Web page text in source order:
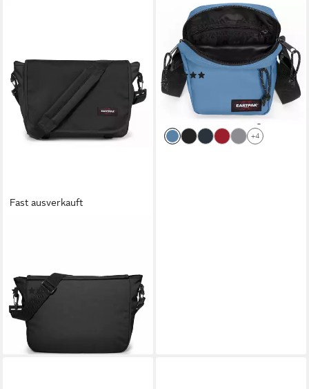
Fast ausverkauft
gepolsterten Schultergurt
(3)
ab 40,39 €
lieferbar - in 2-3 Werktagen bei dir
EASTPAK
Schultertasche THE ONE
Aviator Blue, mit
verstellbarem Schulterriemen
ab 27,00 € 30,00 €
lieferbar - in 1-2 Werktagen bei dir
+4